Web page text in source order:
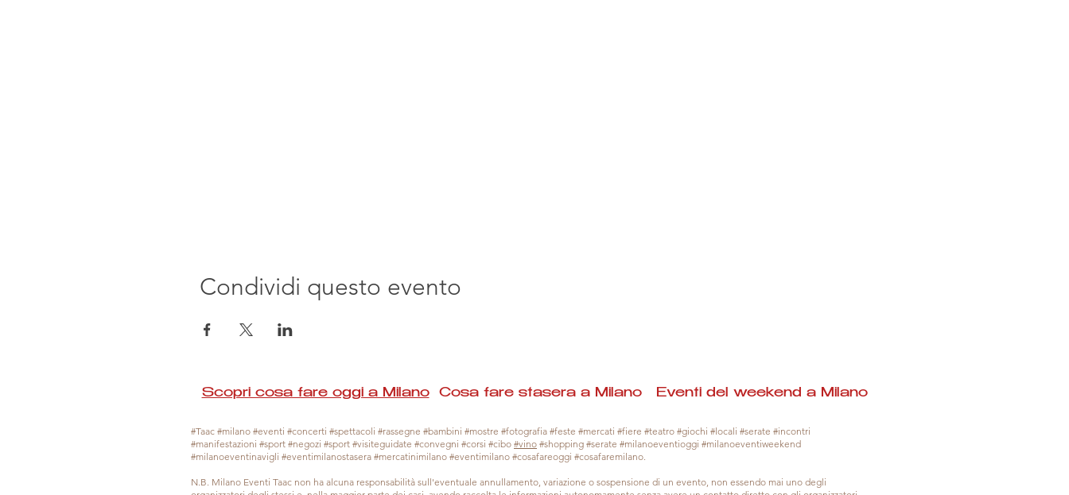
Condividi questo evento
Scopri cosa fare oggi a MilanoCosa fare stasera a Milano Eventi del weekend a Milano
#Taac #milano #eventi #concerti #spettacoli #rassegne #bambini #mostre #fotografia #feste #mercati #fiere #teatro #giochi #locali #serate #incontri
#manifestazioni #sport #negozi #sport #visiteguidate #convegni #corsi #cibo #vino #shopping #serate #milanoeventioggi #milanoeventiweekend
#milanoeventinavigli #eventimilanostasera #mercatinimilano #eventimilano #cosafareoggi #cosafaremilano.
N.B. Milano Eventi Taac non ha alcuna responsabilità sull'eventuale annullamento, variazione o sospensione di un evento, non essendo mai uno degli